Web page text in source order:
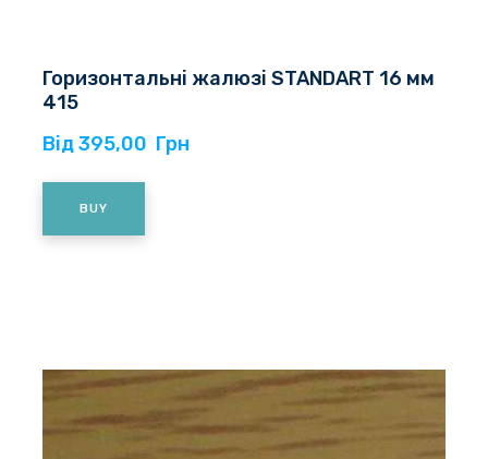
Горизонтальні жалюзі STANDART 16 мм
415
Від 395,00  Грн
BUY